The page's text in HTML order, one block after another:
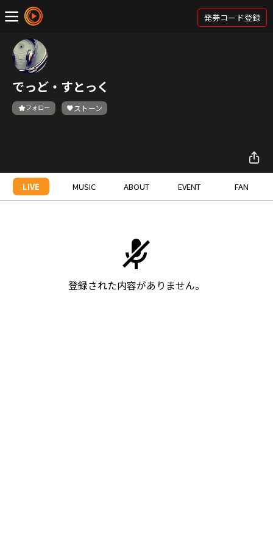
発券コード登録
でっど・すとっく
フォロー ストーン
LIVE MUSIC ABOUT EVENT FAN
登録された内容がありません。